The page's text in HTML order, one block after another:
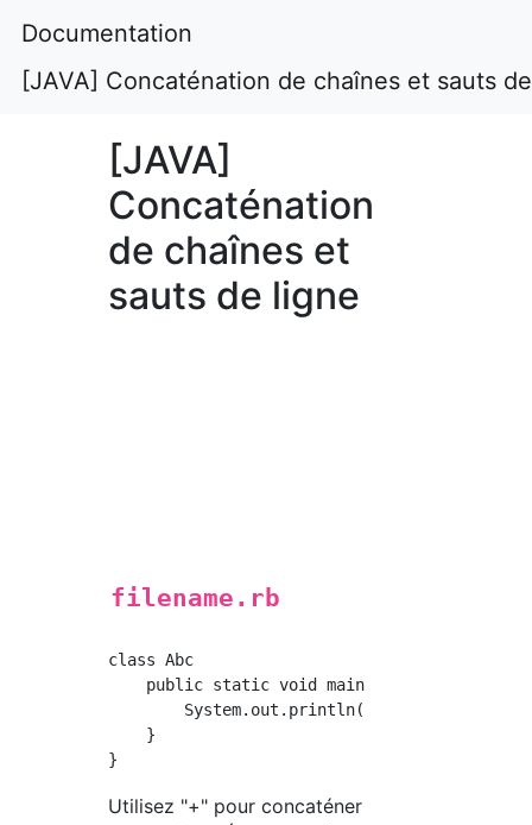
Documentation
[JAVA] Concaténation de chaînes et sauts
[JAVA]
Concaténation
de chaînes et
sauts de ligne
filename.rb
class Abc
    public static void main(String[] args) {
System.out.println("Bonjour." +
    }
Utilisez "+" pour concaténer